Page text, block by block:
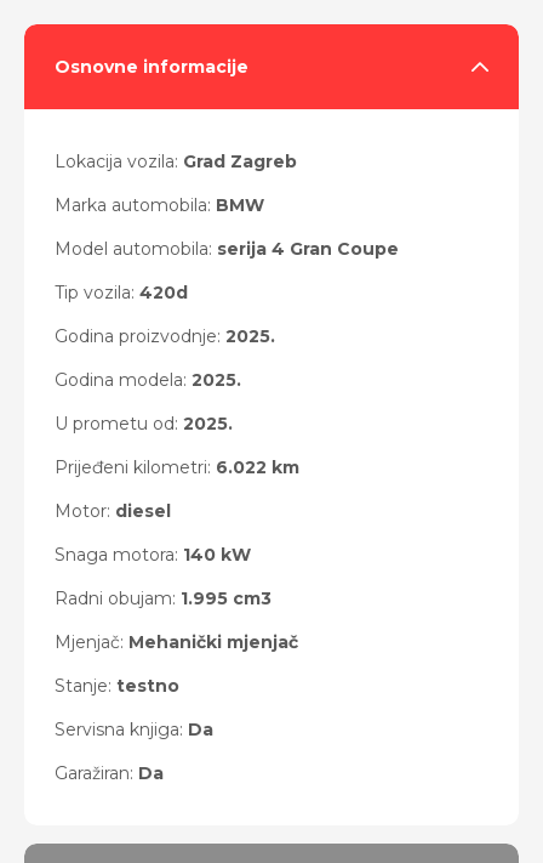
Osnovne informacije
Lokacija vozila: Grad Zagreb
Marka automobila: BMW
Model automobila: serija 4 Gran Coupe
Tip vozila: 420d
Godina proizvodnje: 2025.
Godina modela: 2025.
U prometu od: 2025.
Prijeđeni kilometri: 6.022 km
Motor: diesel
Snaga motora: 140 kW
Radni obujam: 1.995 cm3
Mjenjač: Mehanički mjenjač
Stanje: testno
Servisna knjiga: Da
Garažiran: Da